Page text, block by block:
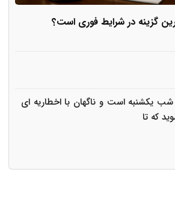
گزینه در شرایط فوری است؟
تصور کنید ساعت ۱۱ شب یکشنبه است و ناگهان با اخطاریه ای
که تا